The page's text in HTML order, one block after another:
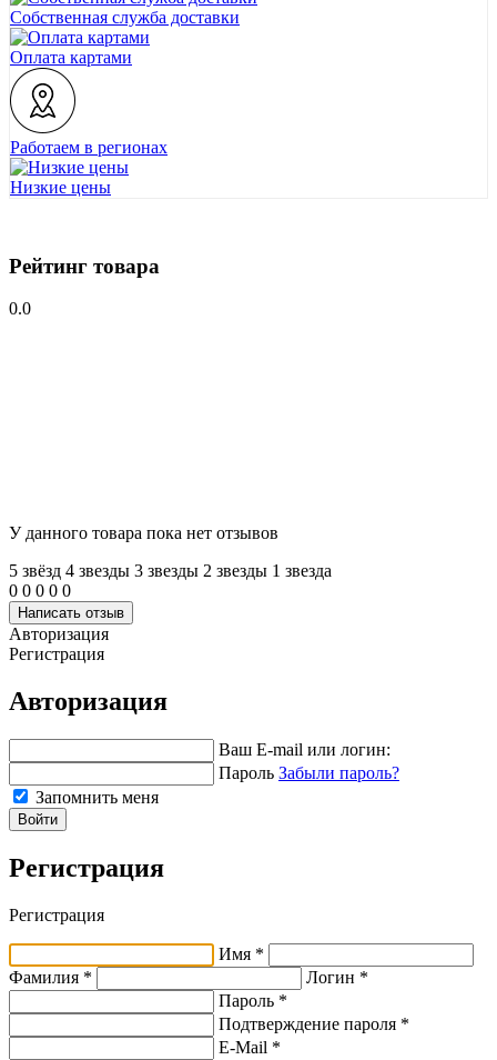
Собственная служба доставки
Оплата картами
Работаем в регионах
Низкие цены
Рейтинг товара
0.0
У данного товара пока нет отзывов
5 звёзд 4 звeзды 3 звeзды 2 звeзды 1 звeзда
0 0 0 0 0
Написать отзыв
Авторизация
Регистрация
Авторизация
Ваш E-mail или логин:
Пароль Забыли пароль?
Запомнить меня
Войти
Регистрация
Регистрация
Имя *
Фамилия *
Логин *
Пароль *
Подтверждение пароля *
E-Mail *